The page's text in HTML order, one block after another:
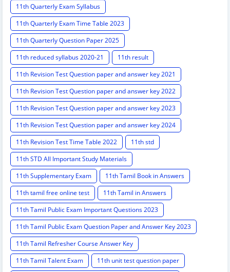
11th Quarterly Exam Syllabus
11th Quarterly Exam Time Table 2023
11th Quarterly Question Paper 2025
11th reduced syllabus 2020-21
11th result
11th Revision Test Question paper and answer key 2021
11th Revision Test Question paper and answer key 2022
11th Revision Test Question paper and answer key 2023
11th Revision Test Question paper and answer key 2024
11th Revision Test Time Table 2022
11th std
11th STD All Important Study Materials
11th Supplementary Exam
11th Tamil Book in Answers
11th tamil free online test
11th Tamil in Answers
11th Tamil Public Exam Important Questions 2023
11th Tamil Public Exam Question Paper and Answer Key 2023
11th Tamil Refresher Course Answer Key
11th Tamil Talent Exam
11th unit test question paper